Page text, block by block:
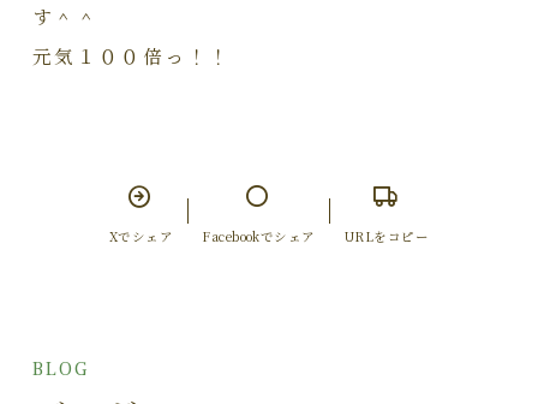
す＾＾
元気１００倍っ！！
Xでシェア Facebookでシェア URLをコピー
BLOG